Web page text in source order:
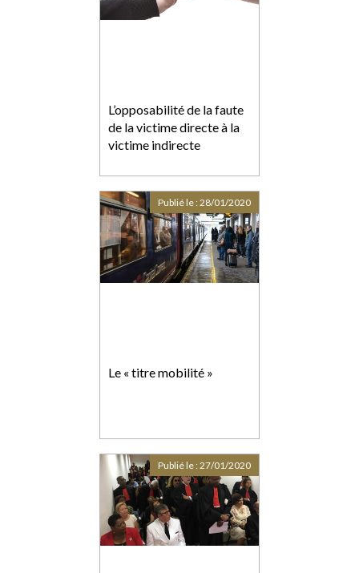
L’opposabilité de la faute
de la victime directe à la
victime indirecte
Le « titre mobilité »
Publié le :28/01/2020
Publié le :27/01/2020